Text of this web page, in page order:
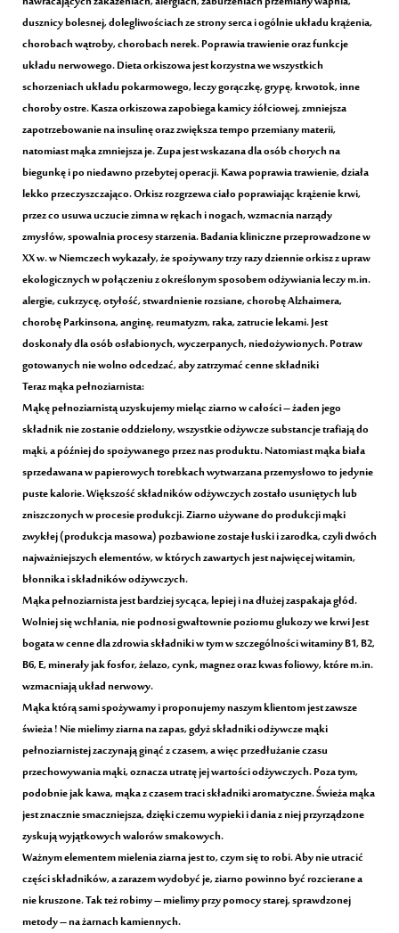
dusznicy bolesnej, dolegliwościach ze strony serca i ogólnie układu krążenia,
chorobach wątroby, chorobach nerek. Poprawia trawienie oraz funkcje
układu nerwowego. Dieta orkiszowa jest korzystna we wszystkich
schorzeniach układu pokarmowego, leczy gorączkę, grypę, krwotok, inne
choroby ostre. Kasza orkiszowa zapobiega kamicy żółciowej, zmniejsza
zapotrzebowanie na insulinę oraz zwiększa tempo przemiany materii,
natomiast mąka zmniejsza je. Zupa jest wskazana dla osób chorych na
biegunkę i po niedawno przebytej operacji. Kawa poprawia trawienie, działa
lekko przeczyszczająco. Orkisz rozgrzewa ciało poprawiając krążenie krwi,
przez co usuwa uczucie zimna w rękach i nogach, wzmacnia narządy
zmysłów, spowalnia procesy starzenia. Badania kliniczne przeprowadzone w
XX w. w Niemczech wykazały, że spożywany trzy razy dziennie orkisz z upraw
ekologicznych w połączeniu z określonym sposobem odżywiania leczy m.in.
alergie, cukrzycę, otyłość, stwardnienie rozsiane, chorobę Alzhaimera,
chorobę Parkinsona, anginę, reumatyzm, raka, zatrucie lekami. Jest
doskonały dla osób osłabionych, wyczerpanych, niedożywionych. Potraw
gotowanych nie wolno odcedzać, aby zatrzymać cenne składniki
Teraz mąka pełnoziarnista:
Mąkę pełnoziarnistą uzyskujemy mieląc ziarno w całości – żaden jego
składnik nie zostanie oddzielony, wszystkie odżywcze substancje trafiają do
mąki, a później do spożywanego przez nas produktu. Natomiast mąka biała
sprzedawana w papierowych torebkach wytwarzana przemysłowo to jedynie
puste kalorie. Większość składników odżywczych zostało usuniętych lub
zniszczonych w procesie produkcji. Ziarno używane do produkcji mąki
zwykłej (produkcja masowa) pozbawione zostaje łuski i zarodka, czyli dwóch
najważniejszych elementów, w których zawartych jest najwięcej witamin,
błonnika i składników odżywczych.
Mąka pełnoziarnista jest bardziej sycąca, lepiej i na dłużej zaspakaja głód.
Wolniej się wchłania, nie podnosi gwałtownie poziomu glukozy we krwi Jest
bogata w cenne dla zdrowia składniki w tym w szczególności witaminy B1, B2,
B6, E, minerały jak fosfor, żelazo, cynk, magnez oraz kwas foliowy, które m.in.
wzmacniają układ nerwowy.
Mąka którą sami spożywamy i proponujemy naszym klientom jest zawsze
świeża ! Nie mielimy ziarna na zapas, gdyż składniki odżywcze mąki
pełnoziarnistej zaczynają ginąć z czasem, a więc przedłużanie czasu
przechowywania mąki, oznacza utratę jej wartości odżywczych. Poza tym,
podobnie jak kawa, mąka z czasem traci składniki aromatyczne. Świeża mąka
jest znacznie smaczniejsza, dzięki czemu wypieki i dania z niej przyrządzone
zyskują wyjątkowych walorów smakowych.
Ważnym elementem mielenia ziarna jest to, czym się to robi. Aby nie utracić
części składników, a zarazem wydobyć je, ziarno powinno być rozcierane a
nie kruszone. Tak też robimy – mielimy przy pomocy starej, sprawdzonej
metody – na żarnach kamiennych.